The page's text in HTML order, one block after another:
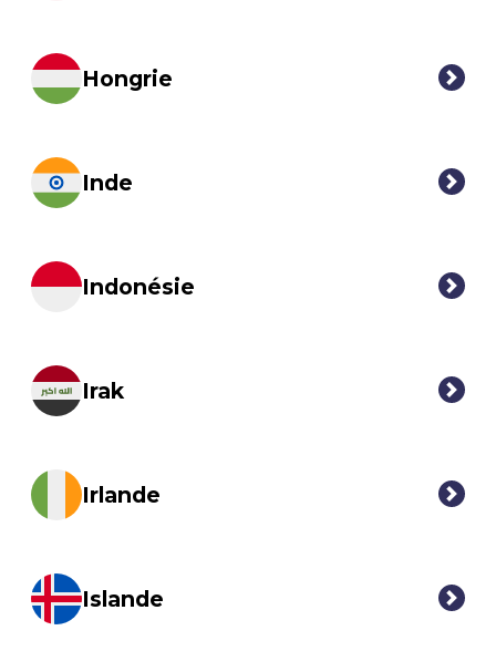
Hongrie
Inde
Indonésie
Irak
Irlande
Islande